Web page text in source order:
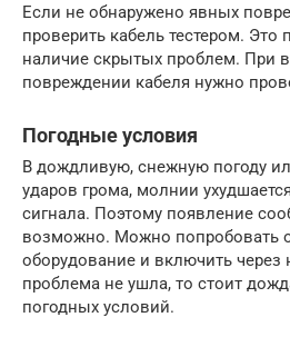
Если не обнаружено явных
проверить кабель тестером.
наличие скрытых проблем. При
повреждении кабеля нужно
Погодные условия
В дождливую, снежную погоду
ударов грома, молнии
сигнала. Поэтому появление
возможно. Можно попробовать
оборудование и включить через
проблема не ушла, то стоит
погодных условий.